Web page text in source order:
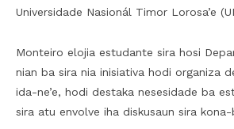
Universidade Nasionál Timor Lorosa’e
Monteiro elojia estudante sira hosi
nian ba sira nia inisiativa hodi organiza
ida-ne’e, hodi destaka nesesidade ba
sira atu envolve iha diskusaun sira